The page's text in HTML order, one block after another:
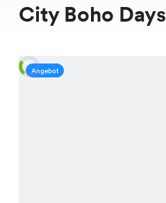
City Boho Days
Angebot